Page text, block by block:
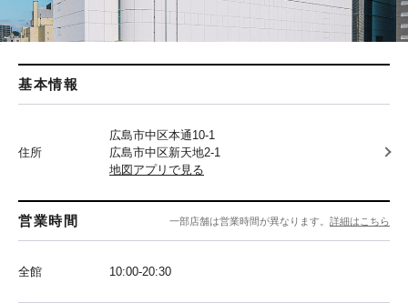
基本情報
住所
広島市中区本通10-1
広島市中区新天地2-1
地図アプリで見る
営業時間 一部店舗は営業時間が異なります。 詳細はこちら
全館 10:00-20:30